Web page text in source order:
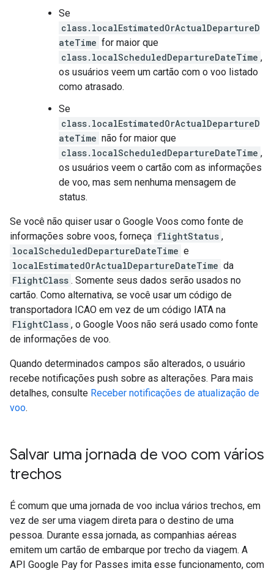
Se
class.localEstimatedOrActualDepartureD
ateTime for maior que
class.localScheduledDepartureDateTime ,
os usuários veem um cartão com o voo listado
como atrasado.
Se
class.localEstimatedOrActualDepartureD
ateTime não for maior que
class.localScheduledDepartureDateTime ,
os usuários veem o cartão com as informações
de voo, mas sem nenhuma mensagem de
status.
Se você não quiser usar o Google Voos como fonte de
informações sobre voos, forneça flightStatus ,
localScheduledDepartureDateTime e
localEstimatedOrActualDepartureDateTime da
FlightClass . Somente seus dados serão usados no
cartão. Como alternativa, se você usar um código de
transportadora ICAO em vez de um código IATA na
FlightClass , o Google Voos não será usado como fonte
de informações de voo.
Quando determinados campos são alterados, o usuário
recebe notificações push sobre as alterações. Para mais
detalhes, consulte Receber notificações de atualização de
voo.
Salvar uma jornada de voo com vários
trechos
É comum que uma jornada de voo inclua vários trechos, em
vez de ser uma viagem direta para o destino de uma
pessoa. Durante essa jornada, as companhias aéreas
emitem um cartão de embarque por trecho da viagem. A
API Google Pay for Passes imita esse funcionamento, com